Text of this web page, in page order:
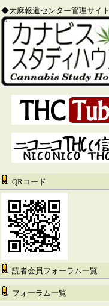
◆大麻報道センター管理サイト
QRコード
読者会員フォーラム一覧
フォーラム一覧